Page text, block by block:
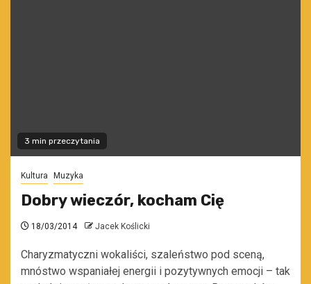
3 min przeczytania
Kultura Muzyka
Dobry wieczór, kocham Cię
18/03/2014 Jacek Koślicki
Charyzmatyczni wokaliści, szaleństwo pod sceną,
mnóstwo wspaniałej energii i pozytywnych emocji – tak